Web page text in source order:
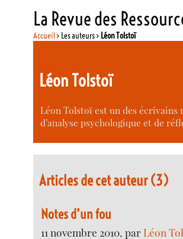
La Revue des
Accueil> Les auteurs > Léon Tolstoï
Léon Tolstoï
Léon Tolstoï est un des écrivains
d’analyse psychologique et de
Articles de cet auteur (3)
Notes d’un fou
11 novembre 2010, parLéon